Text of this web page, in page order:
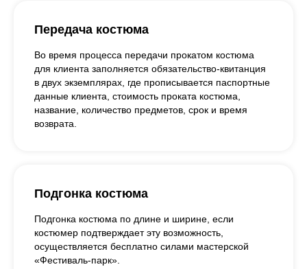
Передача костюма
Во время процесса передачи прокатом костюма
для клиента заполняется обязательство-квитанция
в двух экземплярах, где прописывается паспортные
данные клиента, стоимость проката костюма,
название, количество предметов, срок и время
возврата.
Подгонка костюма
Подгонка костюма по длине и ширине, если
костюмер подтверждает эту возможность,
осуществляется бесплатно силами мастерской
«Фестиваль-парк».